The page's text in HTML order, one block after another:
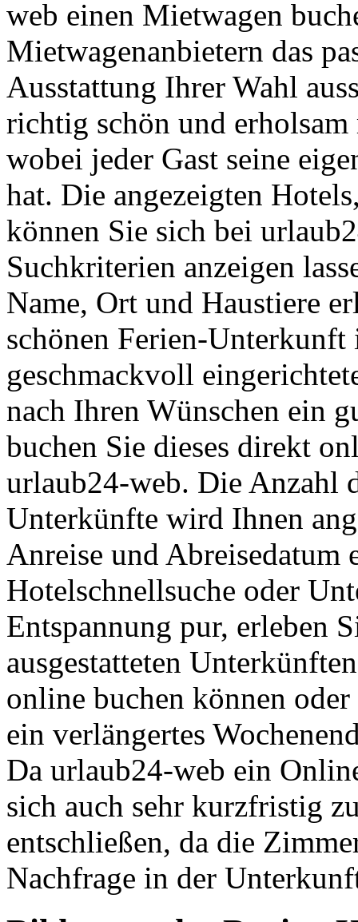
web einen Mietwagen
Mietwagenanbietern das
Ausstattung Ihrer Wahl
richtig schön und
wobei jeder Gast seine
hat. Die angezeigten
können Sie sich bei
Suchkriterien anzeigen
Name, Ort und Haustiere
schönen Ferien-
geschmackvoll
nach Ihren Wünschen ein
buchen Sie dieses direkt
urlaub24-web. Die Anzahl
Unterkünfte wird Ihnen
Anreise und Abreisedatum
Hotelschnellsuche oder
Entspannung pur, erleben
ausgestatteten
online buchen können
ein verlängertes
Da urlaub24-web ein
sich auch sehr kurzfristig
entschließen, da die
Nachfrage in der